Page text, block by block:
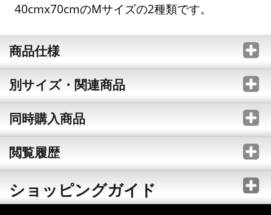
40cmx70cmのMサイズの2種類です。
商品仕様
別サイズ・関連商品
同時購入商品
閲覧履歴
ショッピングガイド